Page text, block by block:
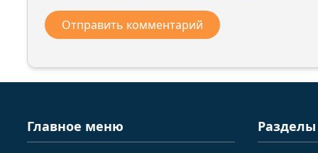
Главное меню Разделы